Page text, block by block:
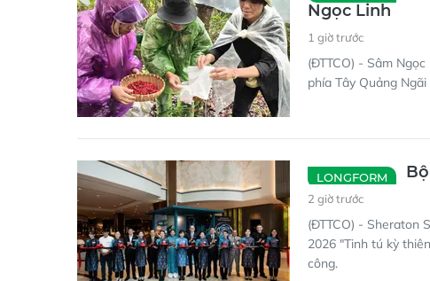
Ngọc Linh
1 giờ trước
(ĐTTCO) - Sâm
phía Tây Quảng
LONGFORM
2 giờ trước
(ĐTTCO) - Sheraton
2026 "Tinh tú kỳ
công.